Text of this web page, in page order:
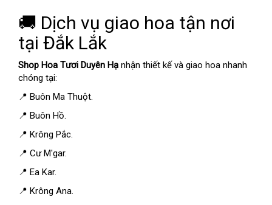
🚚 Dịch vụ giao hoa tận nơi
tại Đắk Lắk
Shop Hoa Tươi Duyên Hạ nhận thiết kế và giao hoa nhanh
chóng tại:
📍 Buôn Ma Thuột.
📍 Buôn Hồ.
📍 Krông Pắc.
📍 Cư M'gar.
📍 Ea Kar.
📍 Krông Ana.